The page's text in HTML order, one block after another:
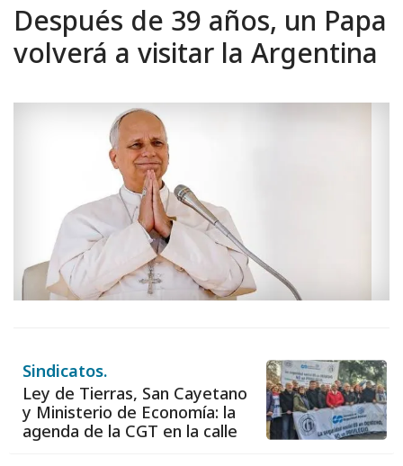
Después de 39 años, un Papa
volverá a visitar la Argentina
Sindicatos.
Ley de Tierras, San Cayetano
y Ministerio de Economía: la
agenda de la CGT en la calle